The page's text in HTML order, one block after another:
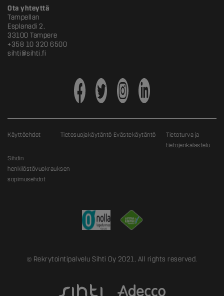
Ota yhteyttä
Tampellan
Esplanadi 2,
33100 Tampere
+358 10 320 6500
sihti@sihti.fi
Käyttöehdot Tietosuojakäytäntö Evästekäytäntö
Tietoturva ja
tietojenkalastelu
Sihdin
henkilöstövuokrauksen
sopimusehdot
© Rekrytointipalvelu Sihti Oy 2021, All rights reserved.